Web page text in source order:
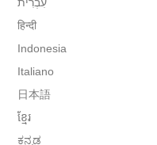
हिन्दी
Indonesia
Italiano
日本語
ខ្មែរ
ಕನ್ನಡ